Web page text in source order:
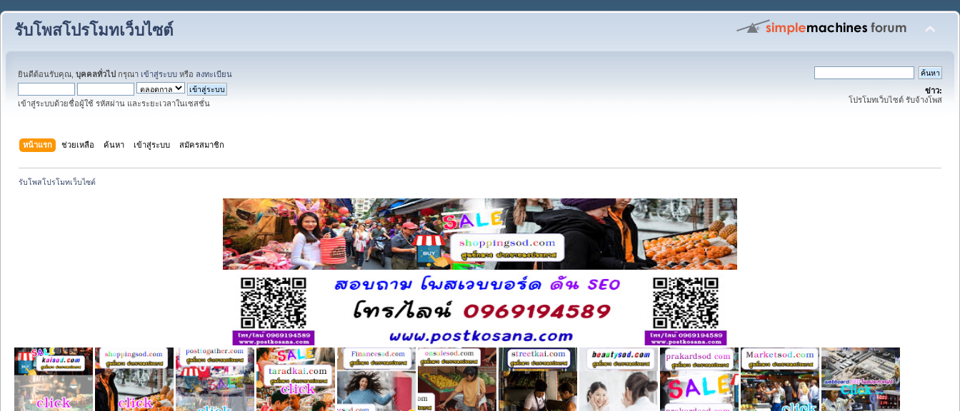
รับโพสโปรโมทเว็บไซต์
ยินดีต้อนรับคุณ, บุคคลทั่วไป กรุณา เข้าสู่ระบบ หรือ ลงทะเบียน
เข้าสู่ระบบด้วยชื่อผู้ใช้ รหัสผ่าน และระยะเวลาในเซสชั่น
ข่าว:
โปรโมทเว็บไซต์ รับจ้างโพส
หน้าแรก ช่วยเหลือ ค้นหา เข้าสู่ระบบ สมัครสมาชิก
รับโพสโปรโมทเว็บไซต์